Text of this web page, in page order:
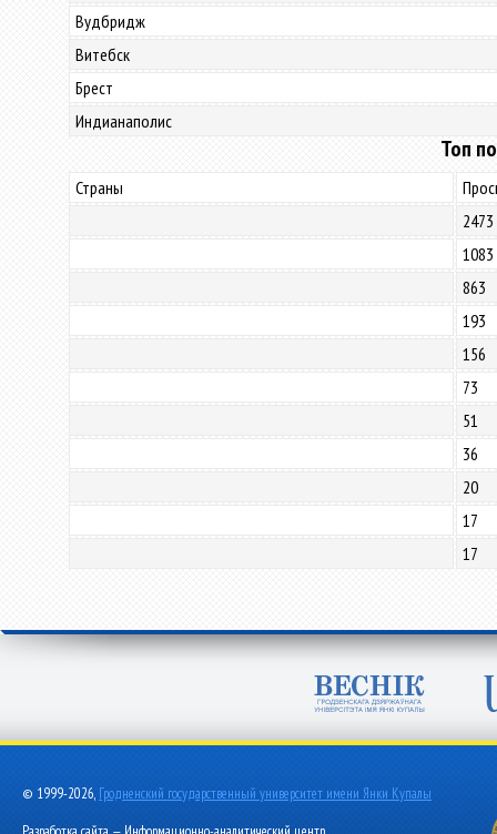
Вудбридж
Витебск
Брест
Индианаполис
Топ
Страны
2473
1083
863
193
156
73
51
36
20
17
17
© 1999-2026, Гродненский государственный университет имени Янки Купалы